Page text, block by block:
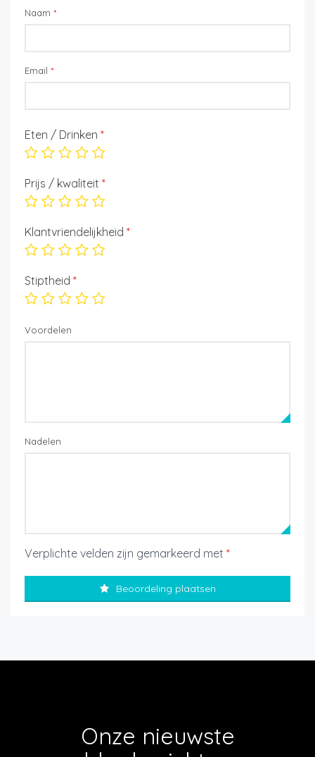
Naam *
Email *
Eten / Drinken *
Prijs / kwaliteit *
Klantvriendelijkheid *
Stiptheid *
Voordelen
Nadelen
Verplichte velden zijn gemarkeerd met *
Beoordeling plaatsen
Onze nieuwste